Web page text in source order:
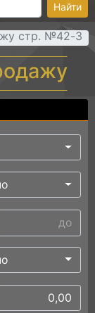
Найти
3-к квартиры на продажу стр. №42